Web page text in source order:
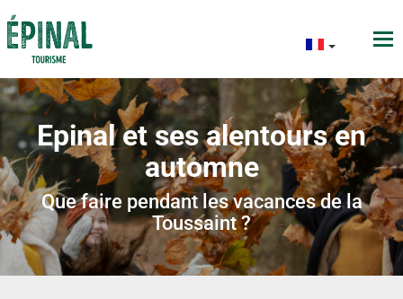
Epinal et ses alentours en
automne
Que faire pendant les vacances de la
Toussaint ?